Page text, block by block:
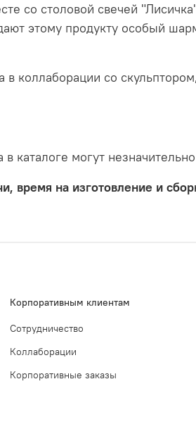
со столовой свечей
этому продукту особый
коллаборации со
каталоге могут незначительно
время на изготовление и
Корпоративным клиентам
Сотрудничество
Коллаборации
Корпоративные заказы